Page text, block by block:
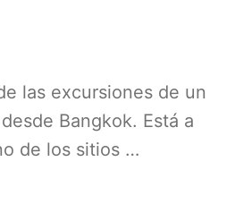
las excursiones de un
Bangkok. Está a
de los sitios …